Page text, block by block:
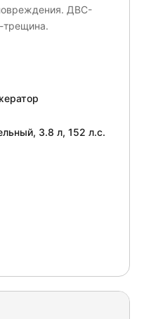
ДВС-
трещина.
3.8 л, 152 л.с.